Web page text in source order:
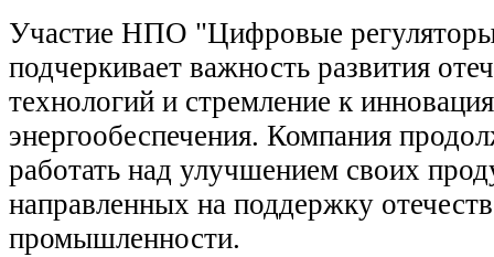
Участие НПО "Цифровые
подчеркивает важность развития
технологий и стремление к
энергообеспечения. Компания
работать над улучшением своих
направленных на поддержку
промышленности.